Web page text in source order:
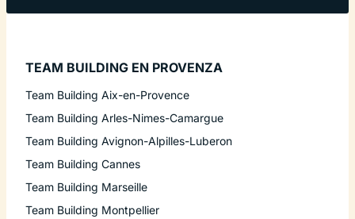
TEAM BUILDING EN PROVENZA
Team Building Aix-en-Provence
Team Building Arles-Nimes-Camargue
Team Building Avignon-Alpilles-Luberon
Team Building Cannes
Team Building Marseille
Team Building Montpellier